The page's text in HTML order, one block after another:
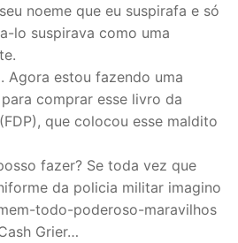
noeme que eu suspirafa e só
lo suspirava como uma
Agora estou fazendo uma
comprar esse livro da
que colocou esse maldito
fazer? Se toda vez que
da policia militar imagino
todo-poderoso-maravilhos
Grier…